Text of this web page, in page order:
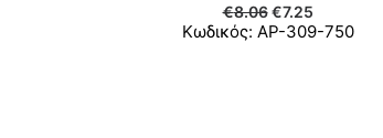
€8.06 €7.25
Κωδικός: ΑΡ-309-750